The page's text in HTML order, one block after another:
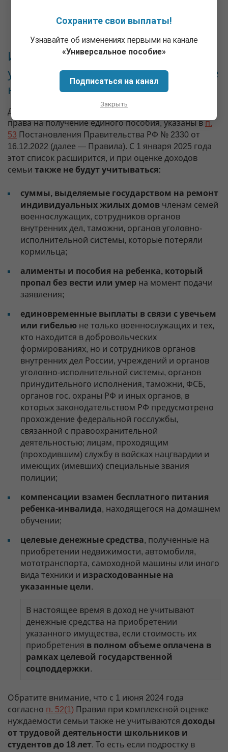
это дается 10 рабочих дней).
Изменения в перечне
учитываемых доходов при оценке
нуждаемости
Доходы, которые не учитываются при определении
права на получение единого пособия, указаны вп.
53 Постановления Правительства РФ № 2330 от
16.12.2022 (далее — Правила). С 1 января 2025 года
этот список расширится, и при оценке доходов
семьи также не будут учитываться:
суммы, выделяемые государством на ремонт
индивидуальных жилых домов членам семей
военнослужащих, сотрудников органов
внутренних дел, таможни, органов уголовно-
исполнительной системы, которые потеряли
кормильца;
алименты и пособия на ребенка, который
пропал без вести или умер на момент подачи
заявления;
единовременные выплаты в связи с увечьем
или гибелью не только военнослужащих и тех,
кто находится в добровольческих
формированиях, но и сотрудников органов
внутренних дел России, учреждений и органов
уголовно-исполнительной системы, органов
принудительного исполнения, таможни, ФСБ,
органов гос. охраны РФ и иных органов, в
которых законодательством РФ предусмотрено
прохождение федеральной госслужбы,
связанной с правоохранительной
деятельностью; лицам, проходящим
(проходившим) службу в войсках нацгвардии и
имеющих (имевших) специальные звания
полиции;
компенсации взамен бесплатного питания
ребенка-инвалида, находящегося на домашнем
обучении;
целевые денежные средства, полученные на
приобретении недвижимости, автомобиля,
мототранспорта, самоходной машины или иного
вида техники и израсходованные на
указанные цели.
В настоящее время в доход не учитывают
денежные средства на приобретении
указанного имущества, если стоимость их
приобретения в полном объеме оплачена в
рамках целевой государственной
соцподдержки.
Обратите внимание, что с 1 июня 2024 года
согласно п. 52(1) Правил при комплексной оценке
нуждаемости семьи также не учитываются доходы
от трудовой деятельности школьников и
студентов до 18 лет. То есть если подростку в
Сохраните свои выплаты!
Узнавайте об изменениях первыми на канале
«Универсальное пособие»
Подписаться на канал
Закрыть